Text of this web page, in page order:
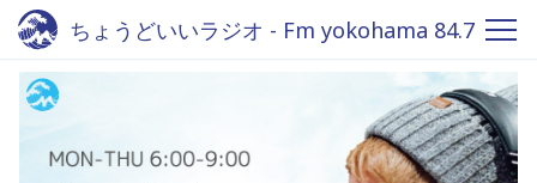
ちょうどいいラジオ - Fm yokohama 84.7